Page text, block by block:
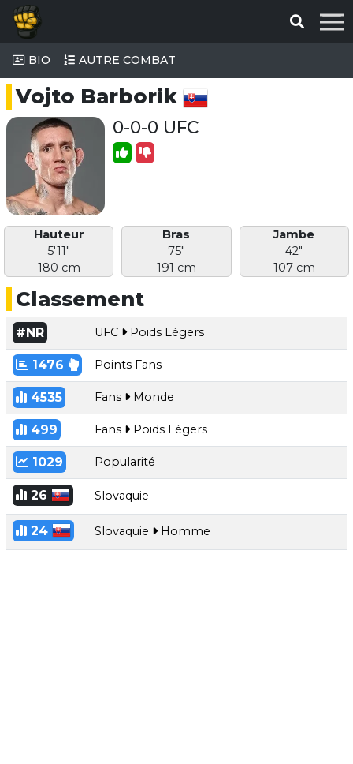
BIO AUTRE COMBAT
Vojto Barborik
0-0-0 UFC
Hauteur
5'11"
180 cm
Bras
75"
191 cm
Jambe
42"
107 cm
Classement
#NR UFC Poids Légers
1476 Points Fans
4535 Fans Monde
499 Fans Poids Légers
1029 Popularité
26 Slovaquie
24 Slovaquie Homme